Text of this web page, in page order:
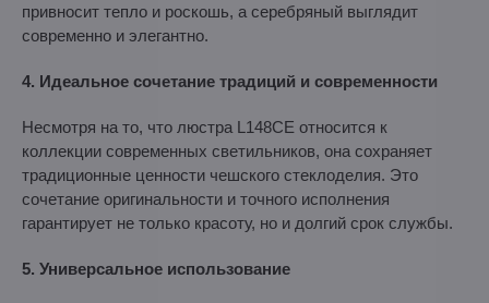
привносит тепло и роскошь, а серебряный выглядит
современно и элегантно.
4. Идеальное сочетание традиций и современности
Несмотря на то, что люстра L148CE относится к
коллекции современных светильников, она сохраняет
традиционные ценности чешского стеклоделия. Это
сочетание оригинальности и точного исполнения
гарантирует не только красоту, но и долгий срок службы.
5. Универсальное использование